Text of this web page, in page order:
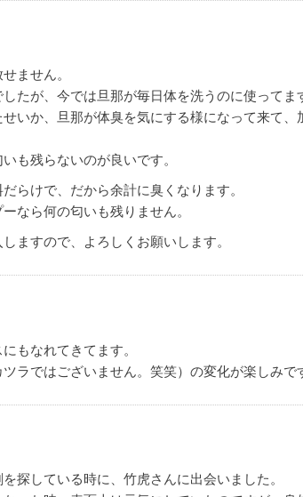
ません。
たが、今では旦那が毎日体を洗うのに使ってま
いか、旦那が体臭を気にする様になって来て
も残らないのが良いです。
らけで、だから余計に臭くなります。
なら何の匂いも残りません。
ますので、よろしくお願いします。
もなれてきてます。
ラではございません。笑笑）の変化が楽しみで
探している時に、竹虎さんに出会いました。